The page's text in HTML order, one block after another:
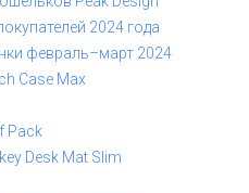
2024 года
февраль–март 2024
Case Max
Pack
Desk Mat Slim